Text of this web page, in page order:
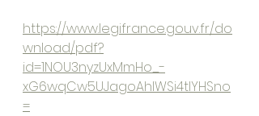
https://www.legifrance.gouv.fr/do
wnload/pdf?
id=1NOU3nyzUxMmHo_-
xG6wqCw5UJagoAhIWSi4tlYHSno
=